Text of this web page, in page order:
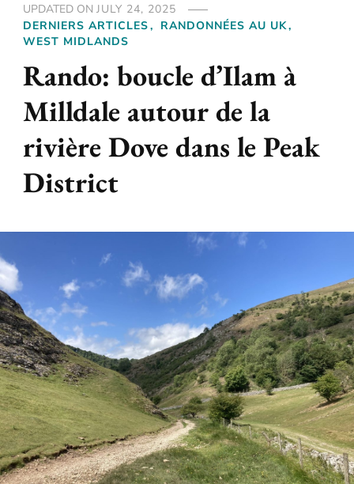
UPDATED ON JULY 24, 2025
DERNIERS ARTICLES
RANDONNÉES AU UK
WEST MIDLANDS
Rando: boucle d’Ilam à
Milldale autour de la
rivière Dove dans le Peak
District